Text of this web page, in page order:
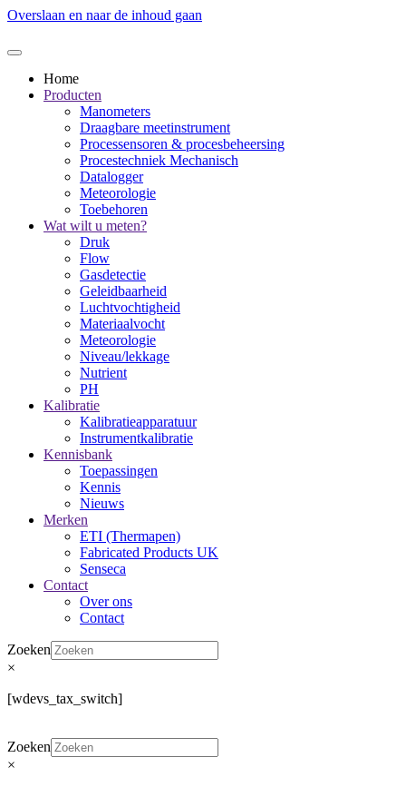
Overslaan en naar de inhoud gaan
Home
Producten
Manometers
Draagbare meetinstrument
Processensoren & procesbeheersing
Procestechniek Mechanisch
Datalogger
Meteorologie
Toebehoren
Wat wilt u meten?
Druk
Flow
Gasdetectie
Geleidbaarheid
Luchtvochtigheid
Materiaalvocht
Meteorologie
Niveau/lekkage
Nutrient
PH
Kalibratie
Kalibratieapparatuur
Instrumentkalibratie
Kennisbank
Toepassingen
Kennis
Nieuws
Merken
ETI (Thermapen)
Fabricated Products UK
Senseca
Contact
Over ons
Contact
Zoeken
×
[wdevs_tax_switch]
Zoeken
×